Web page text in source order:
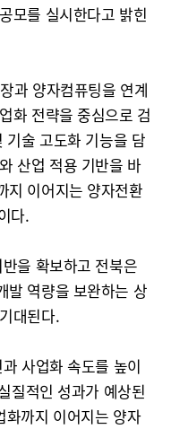
모를 실시한다고 밝힌
과 양자컴퓨팅을 연계
화 전략을 중심으로 검
기술 고도화 기능을 담
산업 적용 기반을 바
지 이어지는 양자전환
다.
을 확보하고 전북은
발 역량을 보완하는 상
대된다.
사업화 속도를 높이
질적인 성과가 예상된
화까지 이어지는 양자